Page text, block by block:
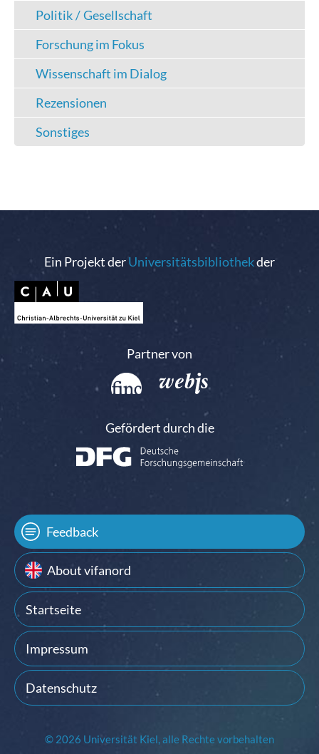
Politik / Gesellschaft
Forschung im Fokus
Wissenschaft im Dialog
Rezensionen
Sonstiges
Ein Projekt derUniversitätsbibliothekder
Partner von
Gefördert durch die
Feedback
About vifanord
Startseite
Impressum
Datenschutz
© 2026 Universität Kiel, alle Rechte vorbehalten